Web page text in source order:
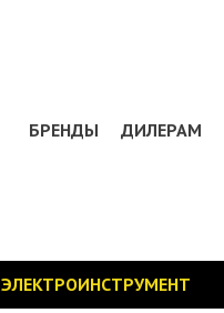
БРЕНДЫ ДИЛЕРАМ
ЭЛЕКТРОИНСТРУМЕНТ